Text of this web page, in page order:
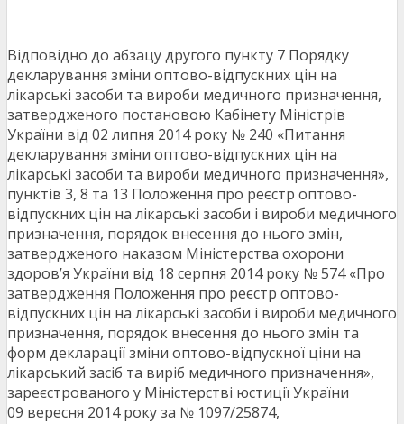
Відповідно до абзацу другого пункту 7 Порядку
декларування зміни оптово-відпускних цін на
лікарські засоби та вироби медичного призначення,
затвердженого постановою Кабінету Міністрів
України від 02 липня 2014 року № 240 «Питання
декларування зміни оптово-відпускних цін на
лікарські засоби та вироби медичного призначення»,
пунктів 3, 8 та 13 Положення про реєстр оптово-
відпускних цін на лікарські засоби і вироби медичного
призначення, порядок внесення до нього змін,
затвердженого наказом Міністерства охорони
здоров’я України від 18 серпня 2014 року № 574 «Про
затвердження Положення про реєстр оптово-
відпускних цін на лікарські засоби і вироби медичного
призначення, порядок внесення до нього змін та
форм декларації зміни оптово-відпускної ціни на
лікарський засіб та виріб медичного призначення»,
зареєстрованого у Міністерстві юстиції України
09 вересня 2014 року за № 1097/25874,